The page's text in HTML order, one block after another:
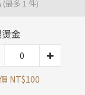
(最多 1 件)
金
NT$100